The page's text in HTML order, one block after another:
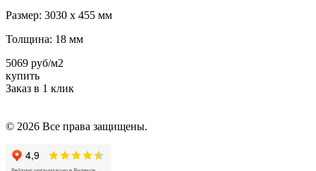
Размер: 3030 х 455 мм
Толщина: 18 мм
5069 руб/м2
купить
Заказ в 1 клик
© 2026 Все права защищены.